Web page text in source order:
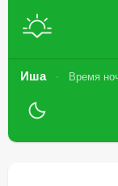
Иша Время